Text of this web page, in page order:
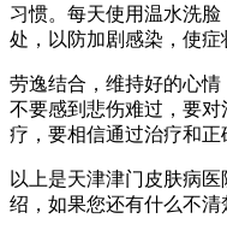
习惯。每天使用温水洗
处，以防加剧感染，使症
劳逸结合，维持好的心
不要感到悲伤难过，要
疗，要相信通过治疗和正
以上是天津津门皮肤病
绍，如果您还有什么不清